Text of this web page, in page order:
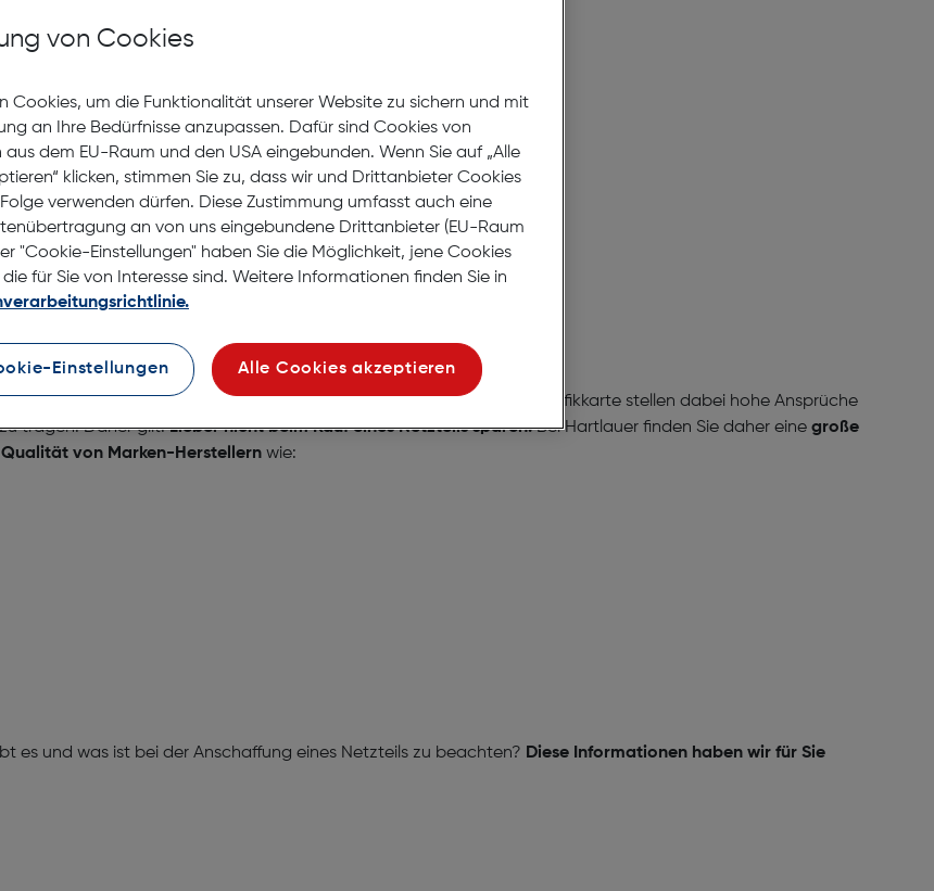
kein Produkt gefunden, das Ihren Filterkriterien entspricht.
Fotoausarbeitung
Kontakt
FAQ
Hardware-Komponenten wie der Computerprozessor oder die Grafikkarte stellen dabei hohe Ansprüche
tragen. Daher gilt:Lieber nicht beim Kauf eines Netzteils sparen.Bei Hartlauer finden Sie daher eine große
von Marken-Herstellern wie:
es und was ist bei der Anschaffung eines Netzteils zu beachten? Diese Informationen haben wir für Sie
von Cookies
Cookies, um die Funktionalität unserer Website zu sichern und mit
an Ihre Bedürfnisse anzupassen. Dafür sind Cookies von
dem EU-Raum und den USA eingebunden. Wenn Sie auf „Alle
klicken, stimmen Sie zu, dass wir und Drittanbieter Cookies
verwenden dürfen. Diese Zustimmung umfasst auch eine
an von uns eingebundene Drittanbieter (EU-Raum
"Cookie-Einstellungen" haben Sie die Möglichkeit, jene Cookies
für Sie von Interesse sind. Weitere Informationen finden Sie in
Einstellungen Alle Cookies akzeptieren